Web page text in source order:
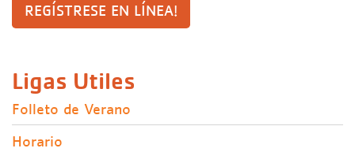
REGÍSTRESE EN LÍNEA!
Ligas Utiles
Folleto de Verano
Horario